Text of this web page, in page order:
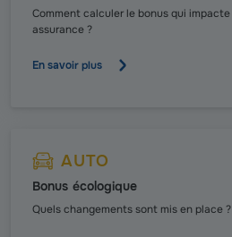
Comment calculer le bonus qui
assurance ?
En savoir plus
AUTO
Bonus écologique
Quels changements sont mis en place ?